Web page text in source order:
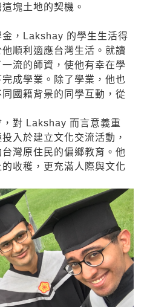
塊土地的契機。
，Lakshay 的學生生活得
順利適應台灣生活。就讀
流的師資，使他有幸在學
成學業。除了學業，他也
國籍背景的同學互動，從
對 Lakshay 而言意義重
入於建立文化交流活動，
灣原住民的偏鄉教育。他
收穫，更充滿人際與文化